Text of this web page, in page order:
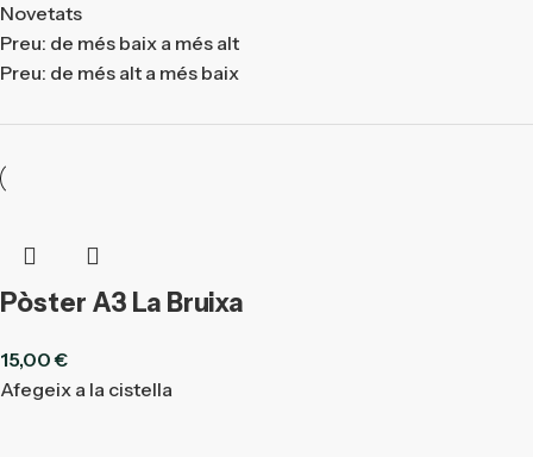
Novetats
Preu: de més baix a més alt
Preu: de més alt a més baix
Pòster A3 La Bruixa
15,00€
Afegeix a la cistella